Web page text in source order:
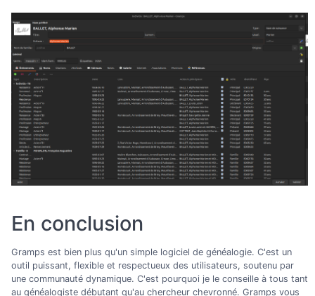
En conclusion
Gramps est bien plus qu'un simple logiciel de généalogie. C'est un
outil puissant, flexible et respectueux des utilisateurs, soutenu par
une communauté dynamique. C'est pourquoi je le conseille à tous tant
au généalogiste débutant qu'au chercheur chevronné. Gramps vous